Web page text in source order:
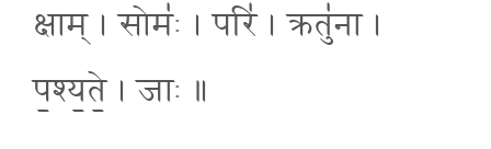
क्षाम् । सोमः॑ । परि॑ । क्रतु॑ना ।
प॒श्य॒ते॒ । जाः ॥